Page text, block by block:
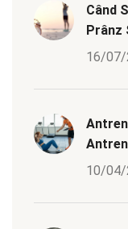
Când
Prânz
16/07/
10/04/